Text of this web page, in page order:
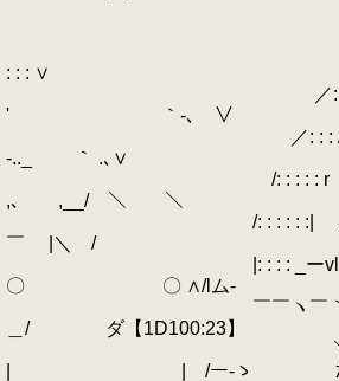
／: : : : : :
: : : ∨
／: : /: :
' ｀‐､ ∨
／: : : /／
-.._ ｀ .､∨
/: : : : : r ,
,､ ,__/ ＼ ＼
/: : : : : :| ／|
￣ |＼ /
|: : : : _ーvl
〇 〇 ∧/lム-
￣￣ヽ￣｀ヽ
＿/ ダ【1D100:23】
＼
| | /ー‐ゝ だ【